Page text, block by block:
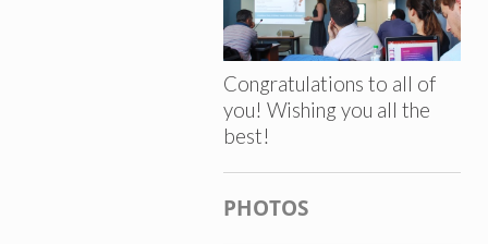
Congratulations to all of
you! Wishing you all the
best!
PHOTOS